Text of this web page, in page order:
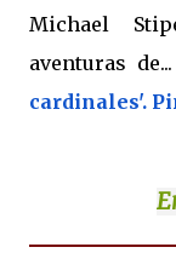
Michael
aventuras de...
cardinales'.